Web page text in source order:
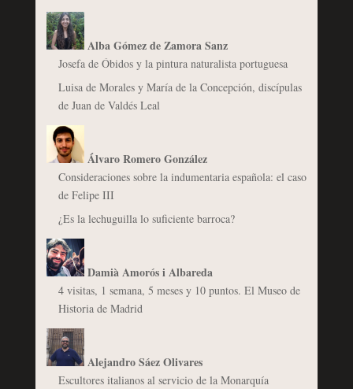
Alba Gómez de Zamora Sanz
Josefa de Óbidos y la pintura naturalista portuguesa
Luisa de Morales y María de la Concepción, discípulas
de Juan de Valdés Leal
Álvaro Romero González
Consideraciones sobre la indumentaria española: el caso
de Felipe III
¿Es la lechuguilla lo suficiente barroca?
Damià Amorós i Albareda
4 visitas, 1 semana, 5 meses y 10 puntos. El Museo de
Historia de Madrid
Alejandro Sáez Olivares
Escultores italianos al servicio de la Monarquía